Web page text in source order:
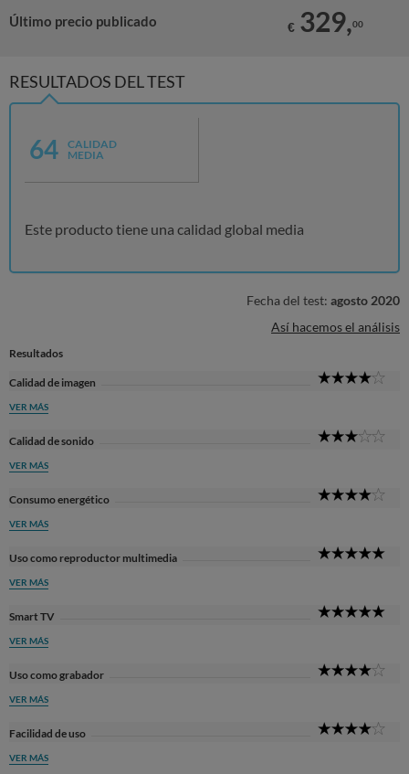
Último precio publicado € 329,00
RESULTADOS DEL TEST
64
CALIDAD
MEDIA
Este producto tiene una calidad global media
Fecha del test: agosto 2020
Así hacemos el análisis
Resultados
Calidad de imagen
VER MÁS
Calidad de sonido
VER MÁS
Consumo energético
VER MÁS
Uso como reproductor multimedia
VER MÁS
Smart TV
VER MÁS
Uso como grabador
VER MÁS
Facilidad de uso
VER MÁS